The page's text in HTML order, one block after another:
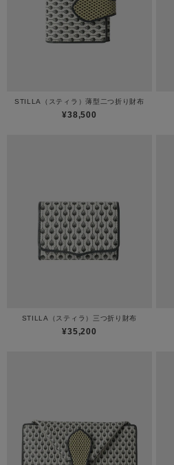
STILLA（スティラ）薄型二つ折り財布
¥38,500
STILLA（スティラ）三つ折り財布
¥35,200